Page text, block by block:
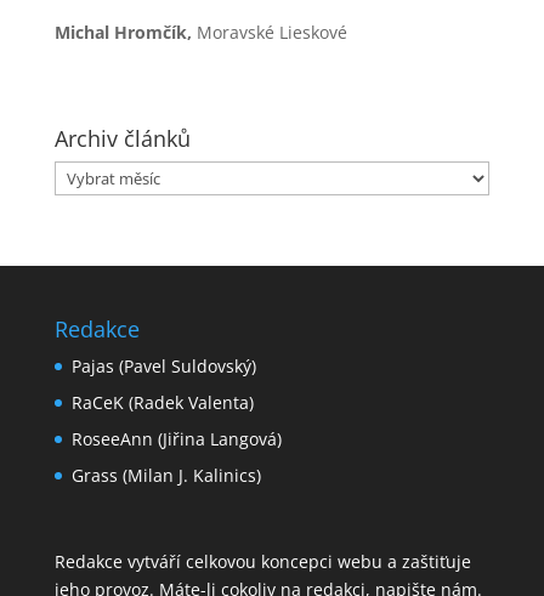
Michal Hromčík, Moravské Lieskové
Archiv článků
Archiv
článků
Redakce
Pajas (Pavel Suldovský)
RaCeK (Radek Valenta)
RoseeAnn (Jiřina Langová)
Grass (Milan J. Kalinics)
Redakce vytváří celkovou koncepci webu a zaštiťuje
jeho provoz. Máte-li cokoliv na redakci, napište nám.